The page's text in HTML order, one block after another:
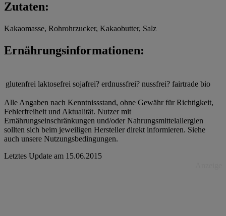
Zutaten:
Kakaomasse, Rohrohrzucker, Kakaobutter, Salz
Ernährungsinformationen:
glutenfrei laktosefrei sojafrei? erdnussfrei? nussfrei? fairtrade bio
Alle Angaben nach Kenntnissstand, ohne Gewähr für Richtigkeit,
Fehlerfreiheit und Aktualität. Nutzer mit
Ernährungseinschränkungen und/oder Nahrungsmittelallergien
sollten sich beim jeweiligen Hersteller direkt informieren. Siehe
auch unsere Nutzungsbedingungen.
Letztes Update am 15.06.2015